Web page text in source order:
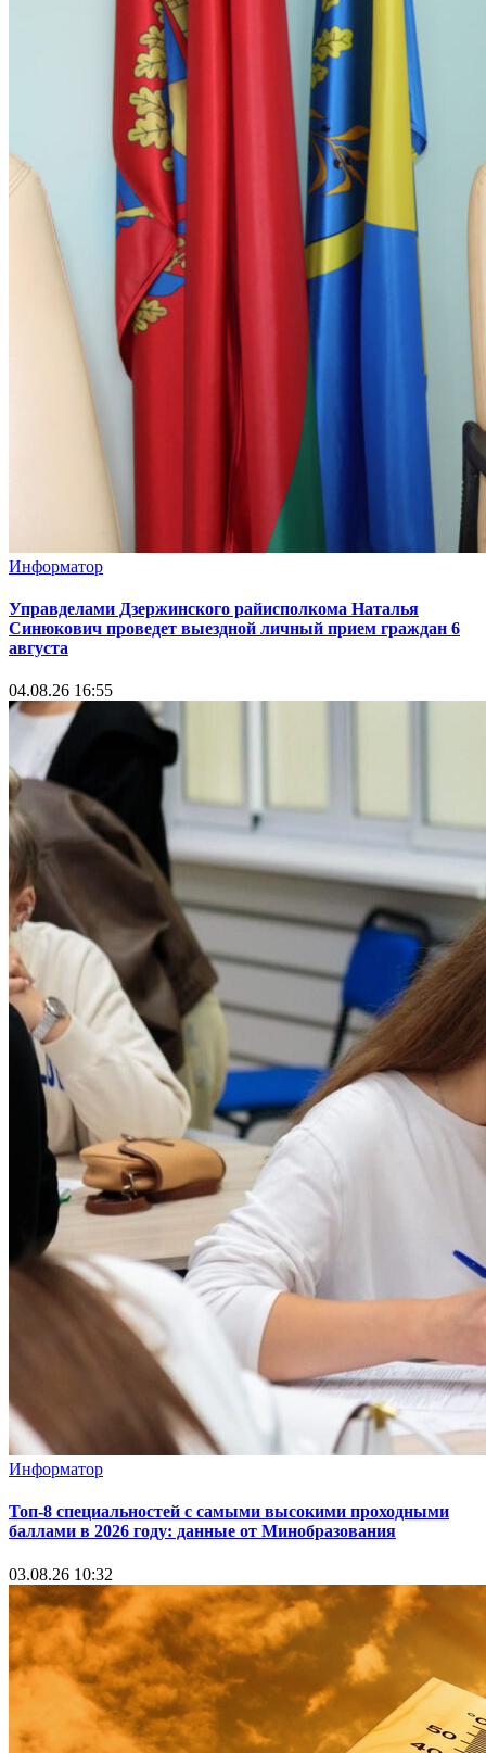
Информатор
Управделами Дзержинского райисполкома Наталья
Синюкович проведет выездной личный прием граждан 6
августа
04.08.26 16:55
Информатор
Топ-8 специальностей с самыми высокими проходными
баллами в 2026 году: данные от Минобразования
03.08.26 10:32